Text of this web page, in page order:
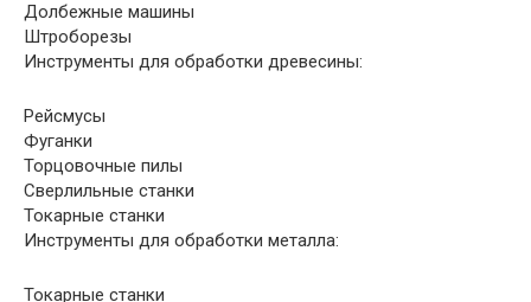
Долбежные машины
Штроборезы
Инструменты для обработки древесины:
Рейсмусы
Фуганки
Торцовочные пилы
Сверлильные станки
Токарные станки
Инструменты для обработки металла:
Токарные станки